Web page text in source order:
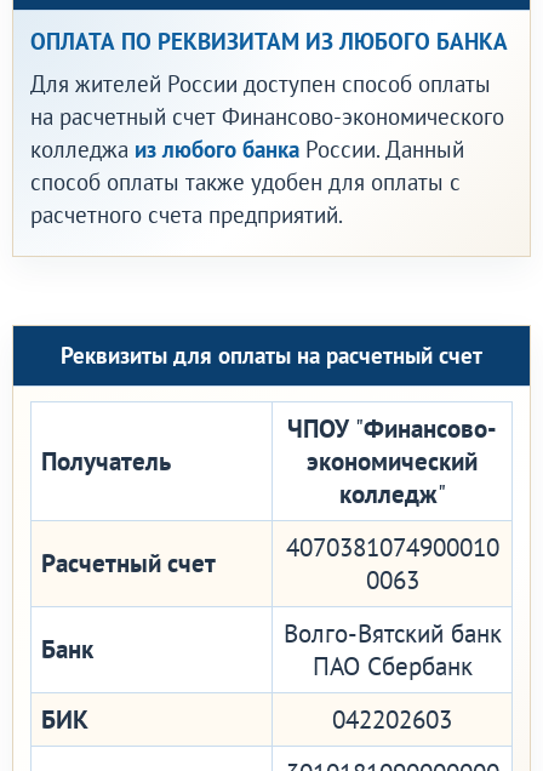
ОПЛАТА ПО РЕКВИЗИТАМ ИЗ ЛЮБОГО БАНКА
Для жителей России доступен способ оплаты
на расчетный счет Финансово-экономического
колледжа из любого банка России. Данный
способ оплаты также удобен для оплаты с
расчетного счета предприятий.
Реквизиты для оплаты на расчетный счет
Получатель
ЧПОУ "Финансово-
экономический
колледж"
Расчетный счет
4070381074900010
0063
Банк
Волго-Вятский банк
ПАО Сбербанк
БИК
042202603